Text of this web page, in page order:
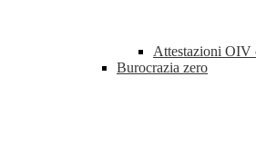
Attestazioni OIV
Burocrazia zero